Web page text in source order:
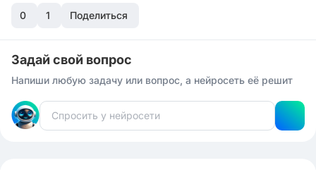
0 1 Поделиться
Задай свой вопрос
Напиши любую задачу или вопрос, а нейросеть её решит